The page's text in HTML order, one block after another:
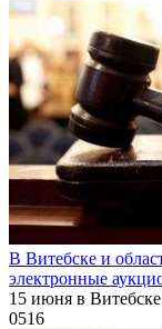
В Витебске и
электронные
15 июня в
0516